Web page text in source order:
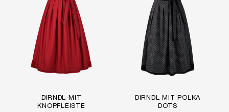
DIRNDL MIT
KNOPFLEISTE
DIRNDL MIT POLKA
DOTS